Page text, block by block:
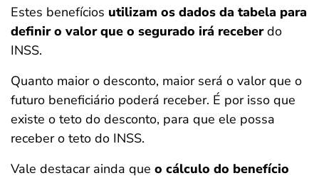
Estes benefícios utilizam os dados da tabela para
definir o valor que o segurado irá receberdo
INSS.
Quanto maior o desconto, maior será o valor que o
futuro beneficiário poderá receber. É por isso que
existe o teto do desconto, para que ele possa
receber o teto do INSS.
Vale destacar ainda que o cálculo do benefício